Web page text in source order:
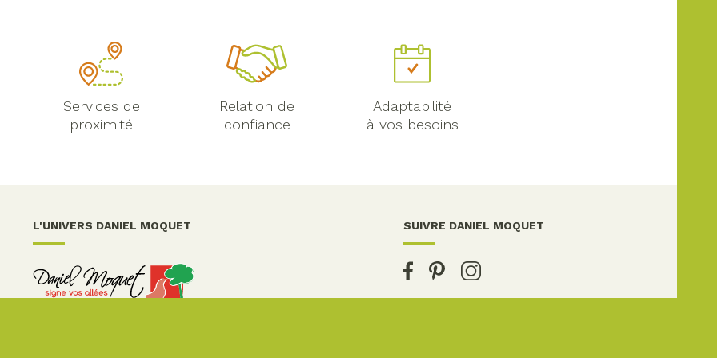
Options
de confidentialité, en garantissant la conformité avec les réglementations. Personnalisez vos préférences pour
Services de
proximité
Relation de
confiance
Adaptabilité
à vos besoins
L'UNIVERS DANIEL MOQUET SUIVRE DANIEL MOQUET